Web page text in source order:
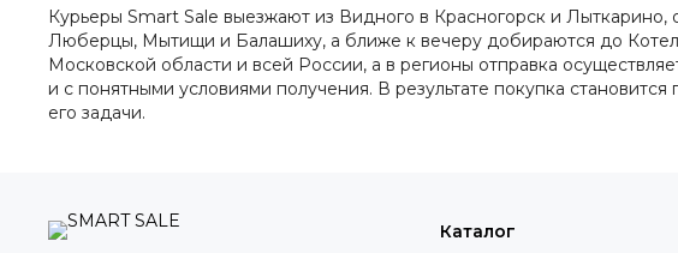
Курьеры Smart Sale выезжают из Видного в Красногорск и
Люберцы, Мытищи и Балашиху, а ближе к вечеру добираются до
Московской области и всей России, а в регионы отправка
и с понятными условиями получения. В результате покупка
его задачи.
Каталог